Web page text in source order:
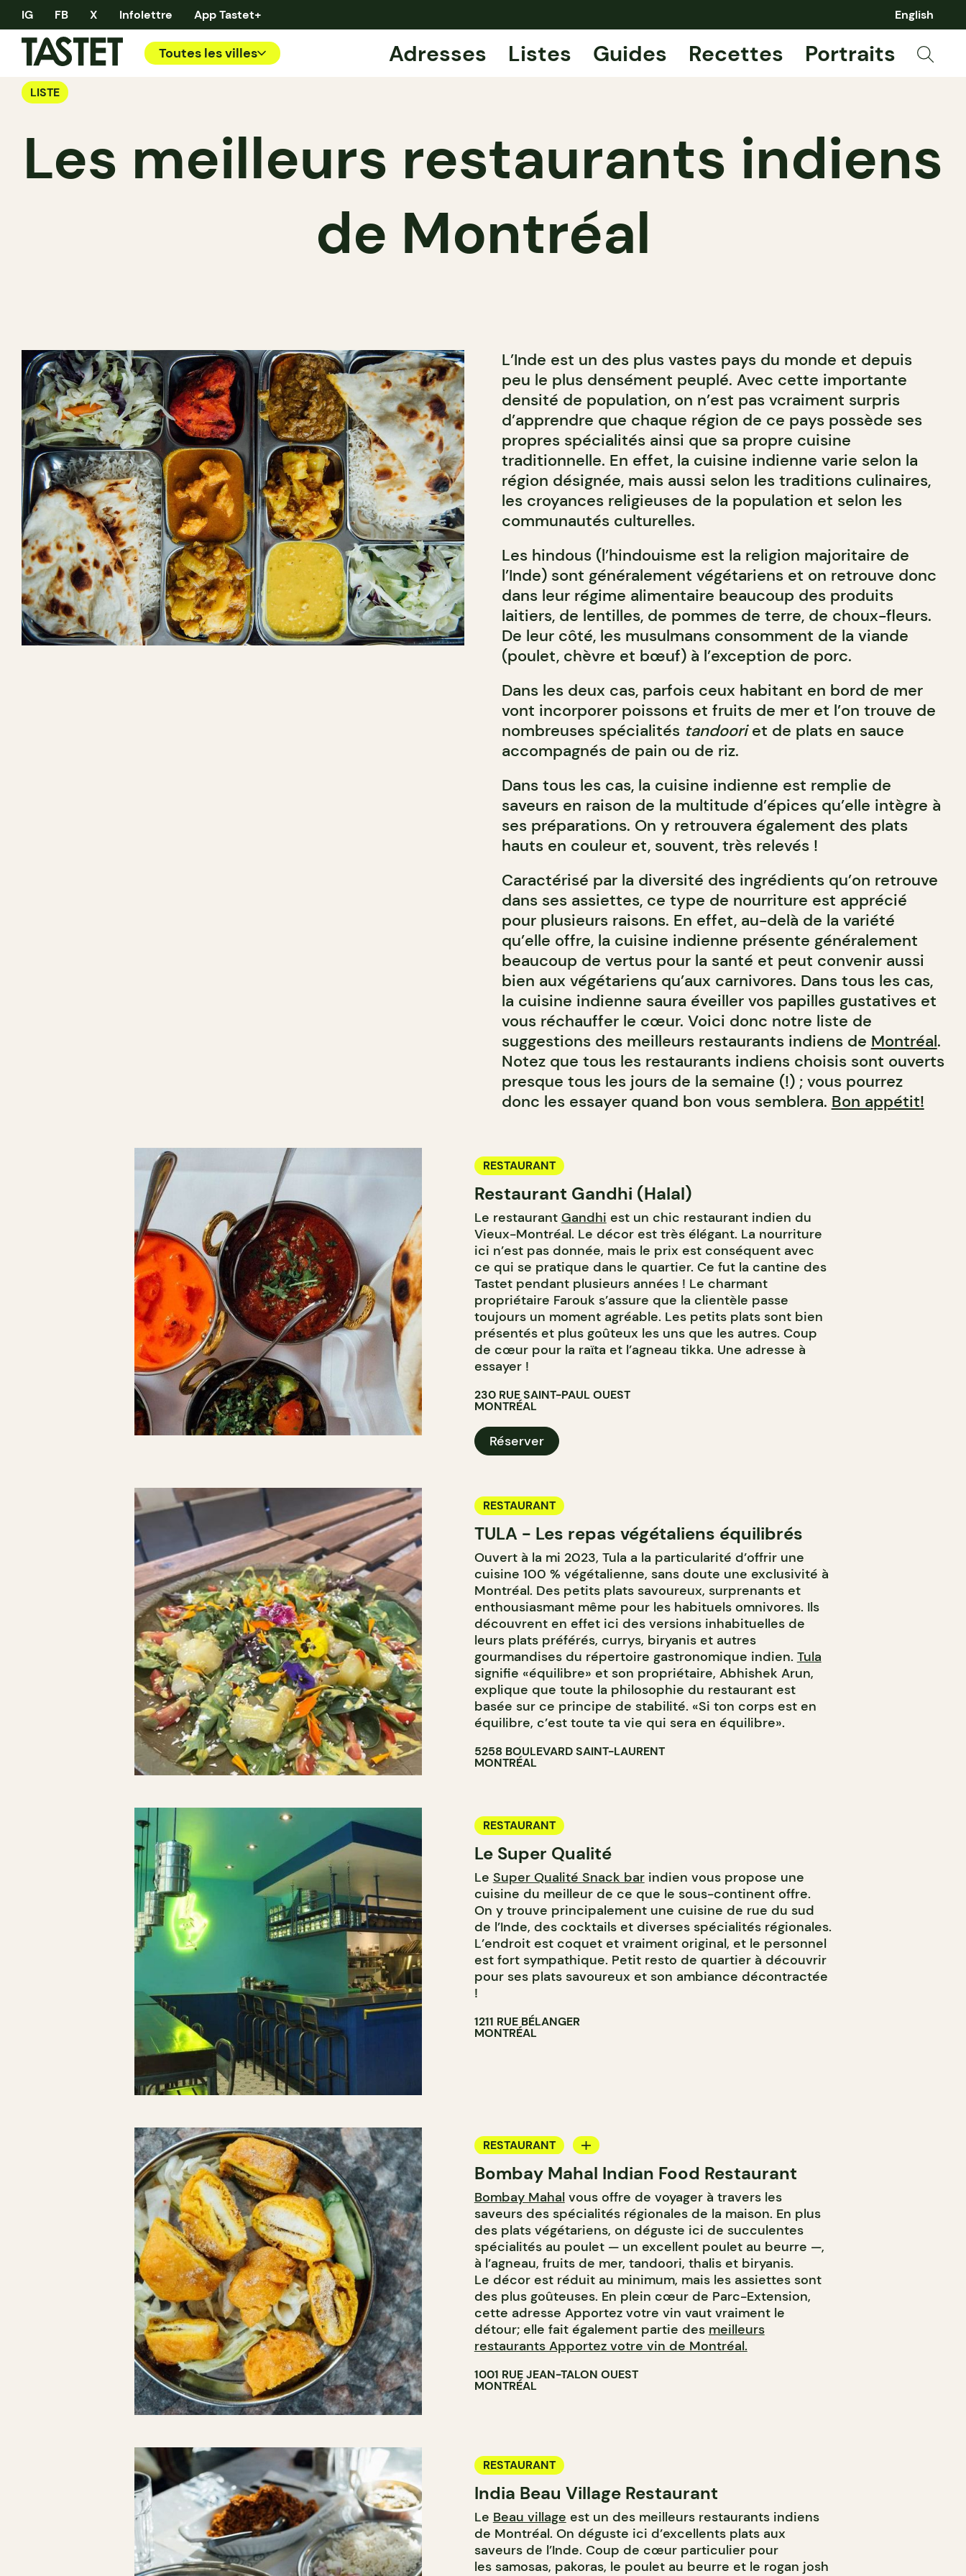
IG FB X Infolettre App Tastet+ English
Toutes les villes Adresses Listes Guides Recettes Portraits
LISTE
Les meilleurs restaurants indiens
de Montréal
L’Inde est un des plus vastes pays du monde et depuis
peu le plus densément peuplé. Avec cette importante
densité de population, on n’est pas vcraiment surpris
d’apprendre que chaque région de ce pays possède ses
propres spécialités ainsi que sa propre cuisine
traditionnelle. En effet, la cuisine indienne varie selon la
région désignée, mais aussi selon les traditions culinaires,
les croyances religieuses de la population et selon les
communautés culturelles.
Les hindous (l’hindouisme est la religion majoritaire de
l’Inde) sont généralement végétariens et on retrouve donc
dans leur régime alimentaire beaucoup des produits
laitiers, de lentilles, de pommes de terre, de choux-fleurs.
De leur côté, les musulmans consomment de la viande
(poulet, chèvre et bœuf) à l’exception de porc.
Dans les deux cas, parfois ceux habitant en bord de mer
vont incorporer poissons et fruits de mer et l’on trouve de
nombreuses spécialités tandooriet de plats en sauce
accompagnés de pain ou de riz.
Dans tous les cas, la cuisine indienne est remplie de
saveurs en raison de la multitude d’épices qu’elle intègre à
ses préparations. On y retrouvera également des plats
hauts en couleur et, souvent, très relevés !
Caractérisé par la diversité des ingrédients qu’on retrouve
dans ses assiettes, ce type de nourriture est apprécié
pour plusieurs raisons. En effet, au-delà de la variété
qu’elle offre, la cuisine indienne présente généralement
beaucoup de vertus pour la santé et peut convenir aussi
bien aux végétariens qu’aux carnivores. Dans tous les cas,
la cuisine indienne saura éveiller vos papilles gustatives et
vous réchauffer le cœur. Voici donc notre liste de
suggestions des meilleurs restaurants indiens de Montréal.
Notez que tous les restaurants indiens choisis sont ouverts
presque tous les jours de la semaine (!) ; vous pourrez
donc les essayer quand bon vous semblera. Bon appétit!
RESTAURANT
Restaurant Gandhi (Halal)
Le restaurant Gandhi est un chic restaurant indien du
Vieux-Montréal. Le décor est très élégant. La nourriture
ici n’est pas donnée, mais le prix est conséquent avec
ce qui se pratique dans le quartier. Ce fut la cantine des
Tastet pendant plusieurs années ! Le charmant
propriétaire Farouk s’assure que la clientèle passe
toujours un moment agréable. Les petits plats sont bien
présentés et plus goûteux les uns que les autres. Coup
de cœur pour la raïta et l’agneau tikka. Une adresse à
essayer !
230 RUE SAINT-PAUL OUEST
MONTRÉAL
Réserver
RESTAURANT
TULA - Les repas végétaliens équilibrés
Ouvert à la mi 2023, Tula a la particularité d’offrir une
cuisine 100 % végétalienne, sans doute une exclusivité à
Montréal. Des petits plats savoureux, surprenants et
enthousiasmant même pour les habituels omnivores. Ils
découvrent en effet ici des versions inhabituelles de
leurs plats préférés, currys, biryanis et autres
gourmandises du répertoire gastronomique indien. Tula
signifie «équilibre» et son propriétaire, Abhishek Arun,
explique que toute la philosophie du restaurant est
basée sur ce principe de stabilité. «Si ton corps est en
équilibre, c’est toute ta vie qui sera en équilibre».
5258 BOULEVARD SAINT-LAURENT
MONTRÉAL
RESTAURANT
Le Super Qualité
Le Super Qualité Snack barindien vous propose une
cuisine du meilleur de ce que le sous-continent offre.
On y trouve principalement une cuisine de rue du sud
de l’Inde, des cocktails et diverses spécialités régionales.
L’endroit est coquet et vraiment original, et le personnel
est fort sympathique. Petit resto de quartier à découvrir
pour ses plats savoureux et son ambiance décontractée
!
1211 RUE BÉLANGER
MONTRÉAL
RESTAURANT
APPORTEZ VOTRE VIN
Bombay Mahal Indian Food Restaurant
Bombay Mahalvous offre de voyager à travers les
saveurs des spécialités régionales de la maison. En plus
des plats végétariens, on déguste ici de succulentes
spécialités au poulet — un excellent poulet au beurre —,
à l’agneau, fruits de mer, tandoori, thalis et biryanis.
Le décor est réduit au minimum, mais les assiettes sont
des plus goûteuses. En plein cœur de Parc-Extension,
cette adresse Apportez votre vin vaut vraiment le
détour; elle fait également partie des meilleurs
restaurants Apportez votre vin de Montréal.
1001 RUE JEAN-TALON OUEST
MONTRÉAL
RESTAURANT
India Beau Village Restaurant
Le Beau village est un des meilleurs restaurants indiens
de Montréal. On déguste ici d’excellents plats aux
saveurs de l’Inde. Coup de cœur particulier pour
les samosas, pakoras, le poulet au beurre et le rogan josh